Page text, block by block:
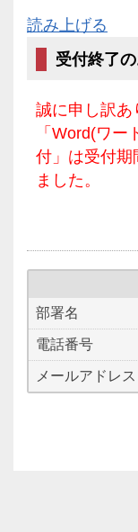
読み上げる
受付終了
誠に申し訳あ
「Word(ワ
付」は受付期
ました。
部署名
電話番号
メールアドレス